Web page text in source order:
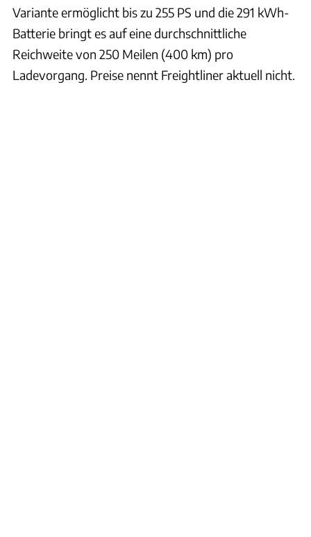
Variante ermöglicht bis zu 255 PS und die 291 kWh-
Batterie bringt es auf eine durchschnittliche
Reichweite von 250 Meilen (400 km) pro
Ladevorgang. Preise nennt Freightliner aktuell nicht.